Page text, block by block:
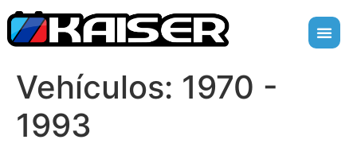
Vehículos: 1970 -
1993